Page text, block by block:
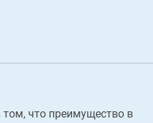
что преимущество в